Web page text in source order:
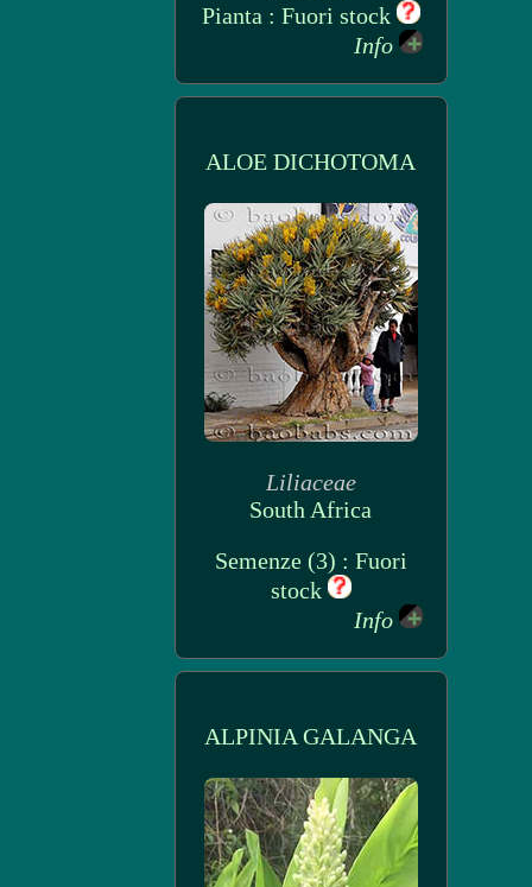
Pianta : Fuori stock
Info
ALOE DICHOTOMA
Liliaceae
South Africa
Semenze (3) : Fuori
stock
Info
ALPINIA GALANGA